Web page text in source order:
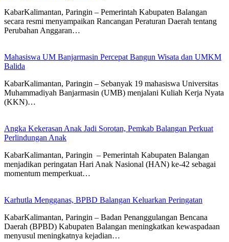
KabarKalimantan, Paringin – Pemerintah Kabupaten Balangan
secara resmi menyampaikan Rancangan Peraturan Daerah tentang
Perubahan Anggaran…
Mahasiswa UM Banjarmasin Percepat Bangun Wisata dan UMKM
Balida
KabarKalimantan, Paringin – Sebanyak 19 mahasiswa Universitas
Muhammadiyah Banjarmasin (UMB) menjalani Kuliah Kerja Nyata
(KKN)…
Angka Kekerasan Anak Jadi Sorotan, Pemkab Balangan Perkuat
Perlindungan Anak
KabarKalimantan, Paringin – Pemerintah Kabupaten Balangan
menjadikan peringatan Hari Anak Nasional (HAN) ke-42 sebagai
momentum memperkuat…
Karhutla Mengganas, BPBD Balangan Keluarkan Peringatan
KabarKalimantan, Paringin – Badan Penanggulangan Bencana
Daerah (BPBD) Kabupaten Balangan meningkatkan kewaspadaan
menyusul meningkatnya kejadian…